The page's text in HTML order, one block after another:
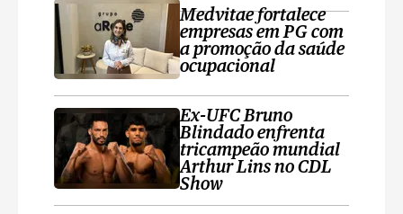
Medvitae fortalece
empresas em PG com
a promoção da saúde
ocupacional
Ex-UFC Bruno
Blindado enfrenta
tricampeão mundial
Arthur Lins no CDL
Show